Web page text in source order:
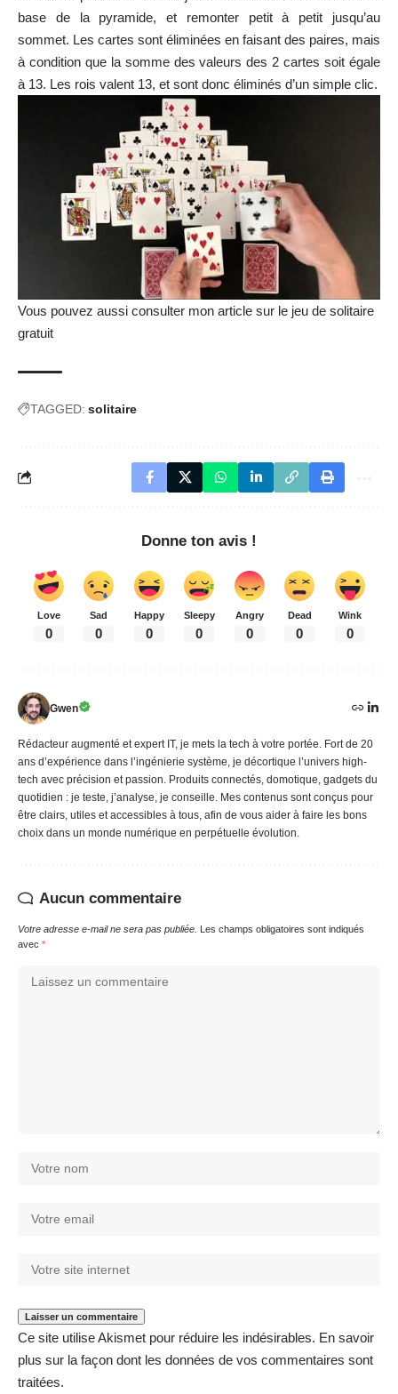
base de la pyramide, et remonter petit à petit jusqu’au
sommet. Les cartes sont éliminées en faisant des paires, mais
à condition que la somme des valeurs des 2 cartes soit égale
à 13. Les rois valent 13, et sont donc éliminés d’un simple clic.
Vous pouvez aussi consulter mon article sur le jeu de solitaire
gratuit
TAGGED: solitaire
Donne ton avis !
Love
0
Sad
0
Happy
0
Sleepy
0
Angry
0
Dead
0
Wink
0
Gwen
Rédacteur augmenté et expert IT, je mets la tech à votre portée. Fort de 20
ans d’expérience dans l’ingénierie système, je décortique l’univers high-
tech avec précision et passion. Produits connectés, domotique, gadgets du
quotidien : je teste, j’analyse, je conseille. Mes contenus sont conçus pour
être clairs, utiles et accessibles à tous, afin de vous aider à faire les bons
choix dans un monde numérique en perpétuelle évolution.
Aucun commentaire
Votre adresse e-mail ne sera pas publiée.
Les champs obligatoires sont indiqués
avec *
Ce site utilise Akismet pour réduire les indésirables. En savoir
plus sur la façon dont les données de vos commentaires sont
traitées.